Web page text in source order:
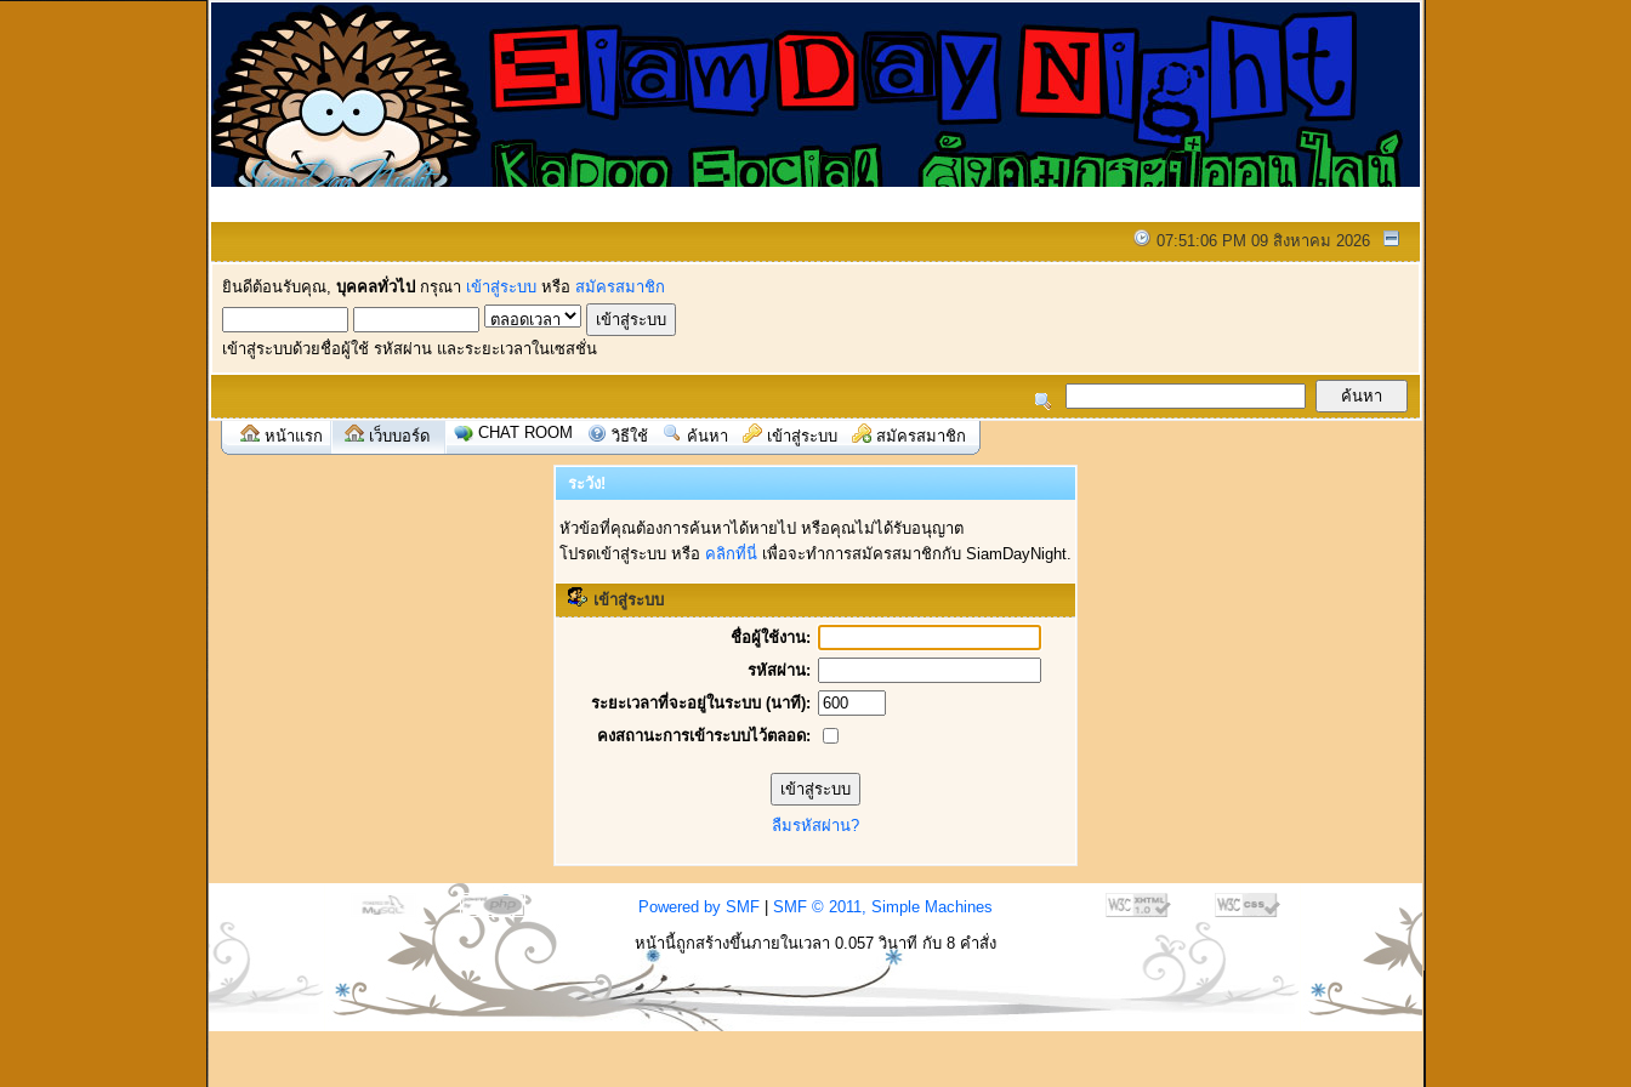
07:51:06 PM 09 สิงหาคม 2026
ยินดีต้อนรับคุณ, บุคคลทั่วไป กรุณา เข้าสู่ระบบ หรือ สมัครสมาชิก
เข้าสู่ระบบด้วยชื่อผู้ใช้ รหัสผ่าน และระยะเวลาในเซสชั่น
หน้าแรก เว็บบอร์ด CHAT ROOM วิธีใช้ ค้นหา เข้าสู่ระบบ สมัครสมาชิก
ระวัง!
หัวข้อที่คุณต้องการค้นหาได้หายไป หรือคุณไม่ได้รับอนุญาต
โปรดเข้าสู่ระบบ หรือ คลิกที่นี่ เพื่อจะทำการสมัครสมาชิกกับ SiamDayNight.
เข้าสู่ระบบ
ชื่อผู้ใช้งาน:
รหัสผ่าน:
ระยะเวลาที่จะอยู่ในระบบ (นาที):
คงสถานะการเข้าระบบไว้ตลอด:
ลืมรหัสผ่าน?
Powered by SMF | SMF © 2011, Simple Machines
หน้านี้ถูกสร้างขึ้นภายในเวลา 0.057 วินาที กับ 8 คำสั่ง